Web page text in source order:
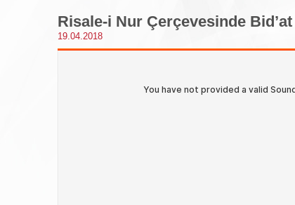
Risale-i Nur Çerçevesinde Bid’at
19.04.2018